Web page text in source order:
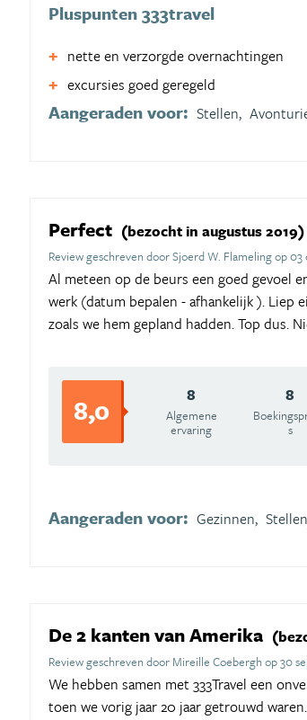
Pluspunten 333travel
nette en verzorgde overnachtingen
excursies goed geregeld
Aangeraden voor: Stellen,
Perfect (bezocht in augustus 2019)
Review geschreven door Sjoerd W. Flameling op
Al meteen op de beurs een goed gevoel
werk (datum bepalen - afhankelijk ). Liep
zoals we hem gepland hadden. Top dus.
8,0 8
Algemene
ervaring
8
s
Aangeraden voor: Gezinnen,
De 2 kanten van Amerika
Review geschreven door Mireille Coebergh op 30
We hebben samen met 333Travel een
toen we vorig jaar 20 jaar getrouwd